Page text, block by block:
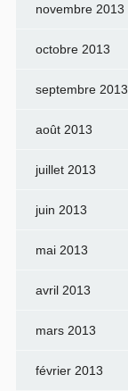
novembre 2013
octobre 2013
septembre 2013
août 2013
juillet 2013
juin 2013
mai 2013
avril 2013
mars 2013
février 2013